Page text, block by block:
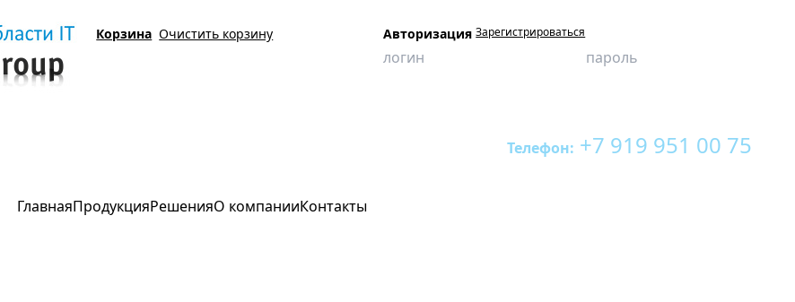
Корзина Очистить корзину Авторизация Зарегистрироваться
Телефон: +7 919 951 00 75
ГлавнаяПродукцияРешенияО компанииКонтакты